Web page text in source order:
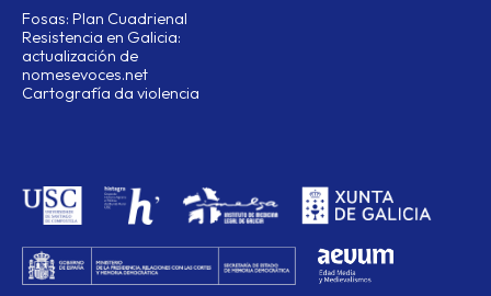
Fosas: Plan Cuadrienal
Resistencia en Galicia:
actualización de
nomesevoces.net
Cartografía da violencia